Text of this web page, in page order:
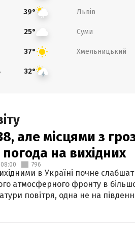
39° Львів
25° Суми
37° Хмельницький
32°
але місцями з
погода на вихідних
08:00 796
в Україні почне
атмосферного фронту в
повітря, одна не на